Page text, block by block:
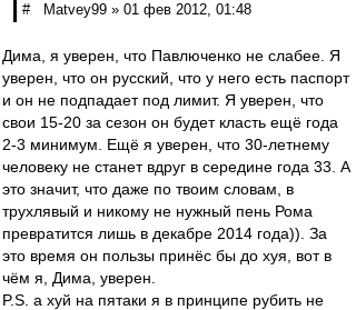
# Matvey99 » 01 фев 2012, 01:48
Дима, я уверен, что Павлюченко не слабее. Я
уверен, что он русский, что у него есть паспорт
и он не подпадает под лимит. Я уверен, что
свои 15-20 за сезон он будет класть ещё года
2-3 минимум. Ещё я уверен, что 30-летнему
человеку не станет вдруг в середине года 33. А
это значит, что даже по твоим словам, в
трухлявый и никому не нужный пень Рома
превратится лишь в декабре 2014 года)). За
это время он пользы принёс бы до хуя, вот в
чём я, Дима, уверен.
P.S. а хуй на пятаки я в принципе рубить не